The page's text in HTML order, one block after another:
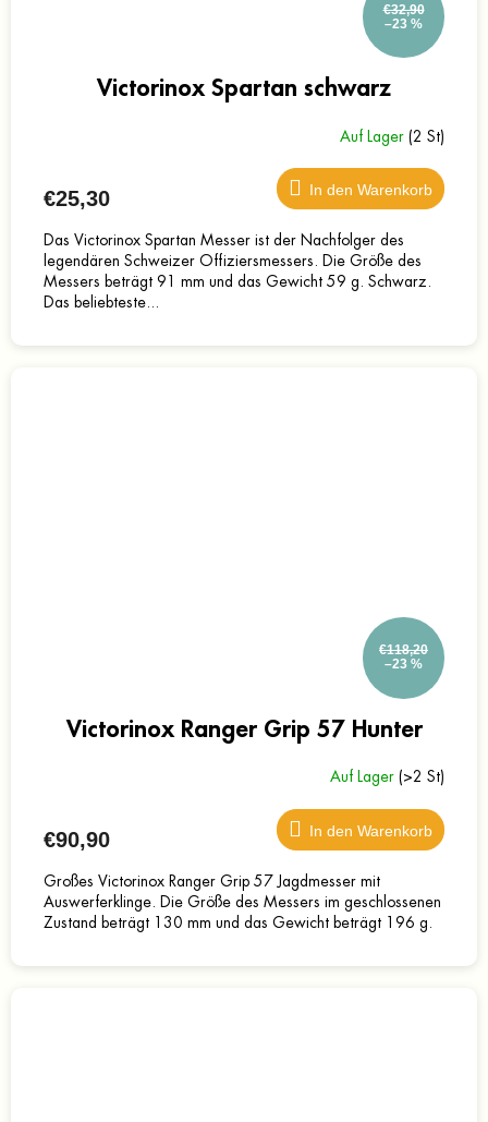
€32,90
–23 %
Victorinox Spartan schwarz
Auf Lager (2 St)
€25,30 In den Warenkorb
Das Victorinox Spartan Messer ist der Nachfolger des
legendären Schweizer Offiziersmessers. Die Größe des
Messers beträgt 91 mm und das Gewicht 59 g. Schwarz.
Das beliebteste...
€118,20
–23 %
Victorinox Ranger Grip 57 Hunter
Auf Lager (>2 St)
€90,90 In den Warenkorb
Großes Victorinox Ranger Grip 57 Jagdmesser mit
Auswerferklinge. Die Größe des Messers im geschlossenen
Zustand beträgt 130 mm und das Gewicht beträgt 196 g.